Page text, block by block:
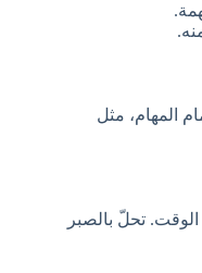
المهام، مثل
تحلّ بالصبر